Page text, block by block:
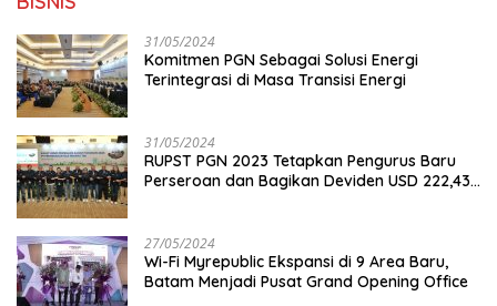
31/05/2024
Komitmen PGN Sebagai Solusi Energi
Terintegrasi di Masa Transisi Energi
31/05/2024
RUPST PGN 2023 Tetapkan Pengurus Baru
Perseroan dan Bagikan Deviden USD 222,43
27/05/2024
Wi-Fi Myrepublic Ekspansi di 9 Area Baru,
Batam Menjadi Pusat Grand Opening Office